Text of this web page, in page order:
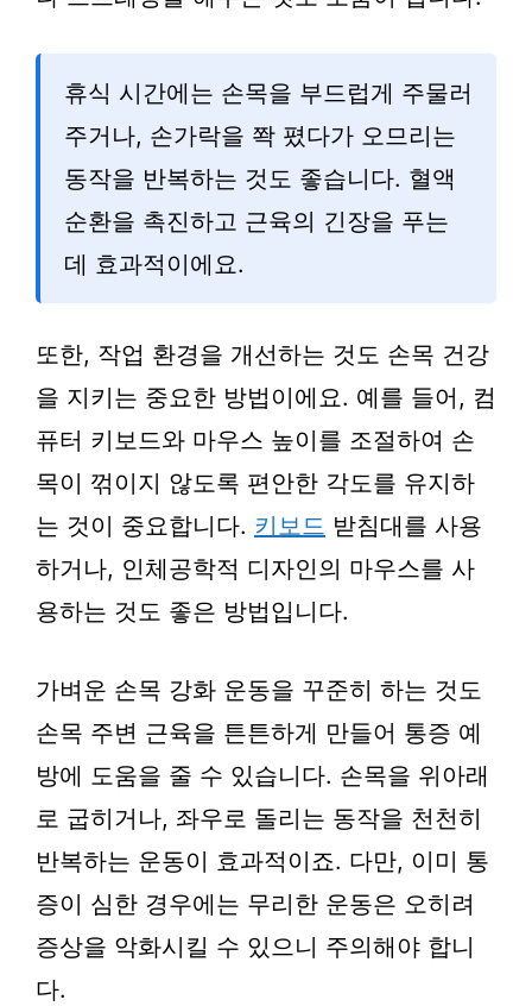
휴식 시간에는 손목을 부드럽게 주물러
주거나, 손가락을 쫙 폈다가 오므리는
동작을 반복하는 것도 좋습니다. 혈액
순환을 촉진하고 근육의 긴장을 푸는
데 효과적이에요.
또한, 작업 환경을 개선하는 것도 손목 건강
을 지키는 중요한 방법이에요. 예를 들어, 컴
퓨터 키보드와 마우스 높이를 조절하여 손
목이 꺾이지 않도록 편안한 각도를 유지하
는 것이 중요합니다. 키보드 받침대를 사용
하거나, 인체공학적 디자인의 마우스를 사
용하는 것도 좋은 방법입니다.
가벼운 손목 강화 운동을 꾸준히 하는 것도
손목 주변 근육을 튼튼하게 만들어 통증 예
방에 도움을 줄 수 있습니다. 손목을 위아래
로 굽히거나, 좌우로 돌리는 동작을 천천히
반복하는 운동이 효과적이죠. 다만, 이미 통
증이 심한 경우에는 무리한 운동은 오히려
증상을 악화시킬 수 있으니 주의해야 합니
다.